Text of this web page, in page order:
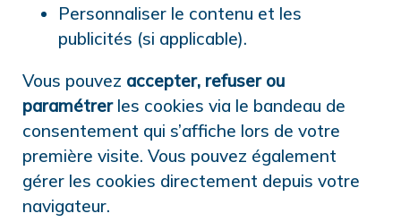
Personnaliser le contenu et les
publicités (si applicable).
Vous pouvez accepter, refuser ou
paramétrerles cookies via le bandeau de
consentement qui s’affiche lors de votre
première visite. Vous pouvez également
gérer les cookies directement depuis votre
navigateur.